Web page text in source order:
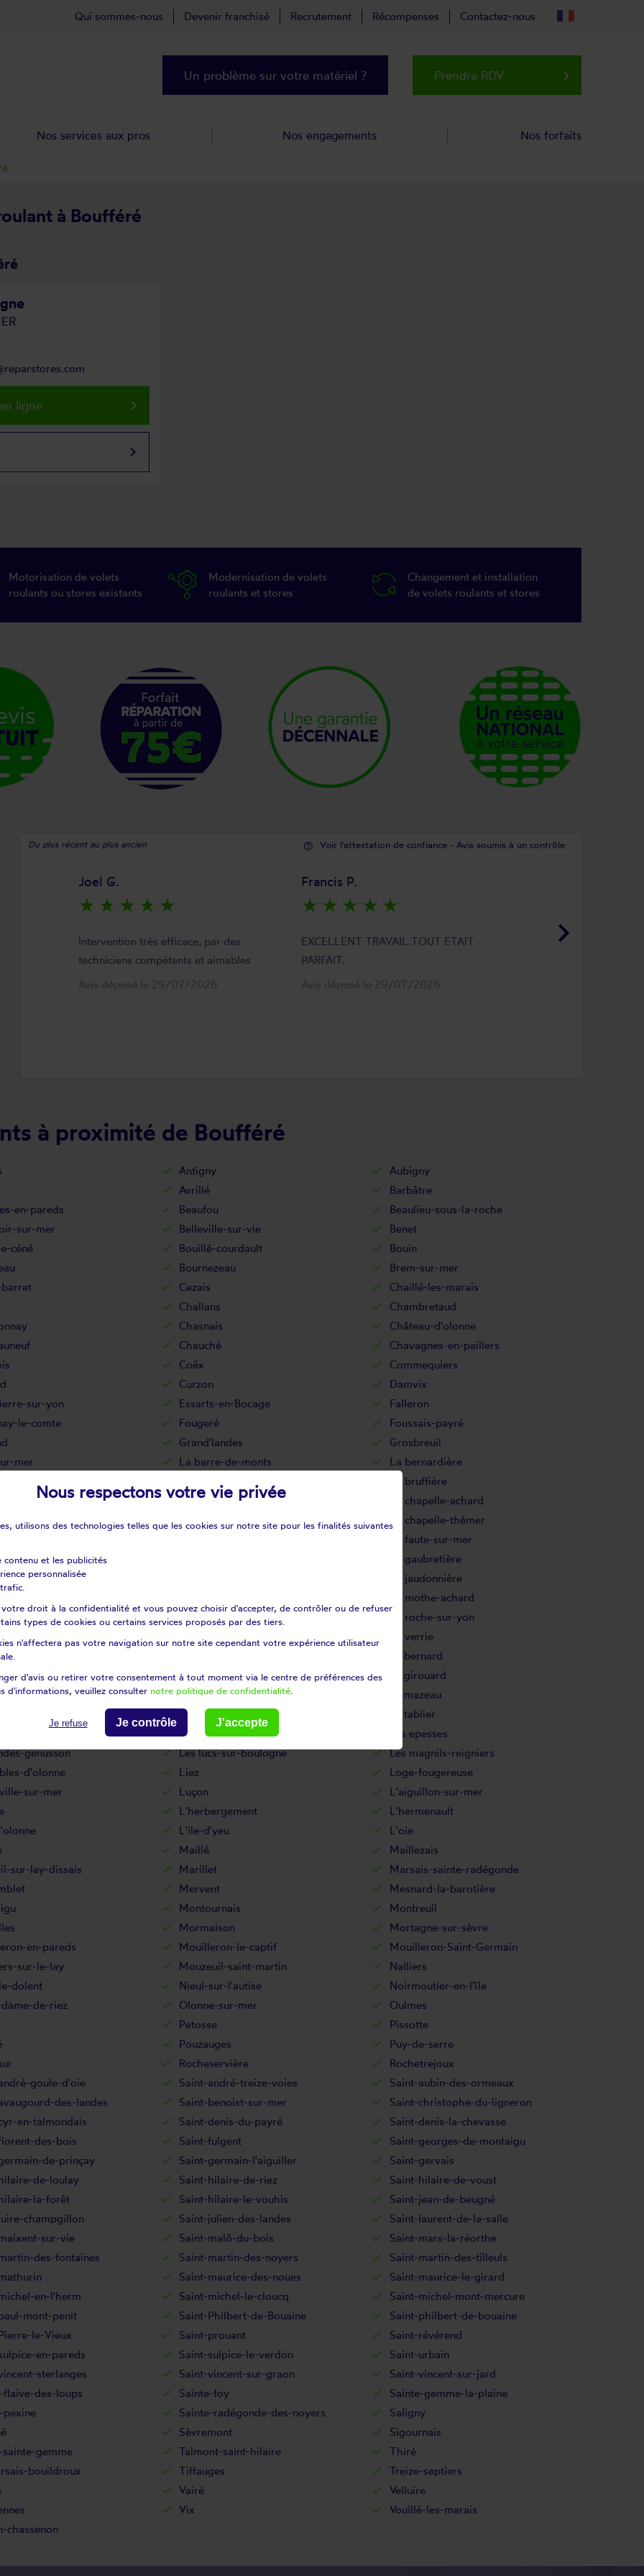
à Boufféré
ligne keyboard_arrow_right
keyboard_arrow_right
Motorisation de volets
roulants ou stores existants
Modernisation de volets
roulants et stores
Changement et installation
de volets roulants et stores
Du plus récent au plus ancien help_outline Voir l'attestation de confiance - Avis soumis à un contrôle
keyboard_arrow_right
Joel G.
star_rate star_rate star_rate star_rate star_rate
Intervention très efficace, par des
techniciens compétents et aimables
Avis déposé le 29/07/2026
Francis P.
star_rate star_rate star_rate star_rate star_rate
EXCELLENT TRAVAIL.TOUT ETAIT
PARFAIT.
Avis déposé le 29/07/2026
à proximité de Boufféré
Antigny
Aubigny
Avrillé
Barbâtre
en-pareds Beaufou
Beaulieu-sous-la-roche
sur-mer Belleville-sur-vie
Benet
céné Bouillé-courdault
Bouin
Bournezeau
Brem-sur-mer
Cezais
Chaillé-les-marais
Challans
Chambretaud
Chasnais
Château-d'olonne
Chauché
Chavagnes-en-paillers
Coëx
Commequiers
Curzon
Damvix
sur-yon Essarts-en-Bocage
Falleron
le-comte Fougeré
Foussais-payré
Grand'landes
Grosbreuil
mer La barre-de-monts
La bernardière
La bruffière
giraud La chaize-le-vicomte
La chapelle-achard
hermier La chapelle-palluau
La chapelle-thémer
La faute-sur-mer
La gaubretière
La jaudonnière
La mothe-achard
La réorthe
La roche-sur-yon
La tranche-sur-mer
La verrie
Le bernard
saint-père Le fenouiller
Le girouard
de-velluire Le langon
Le mazeau
Le poiré-sur-vie
Le tablier
Les clouzeaux
Les epesses
genusson Les lucs-sur-boulogne
Les magnils-reigniers
d'olonne Liez
Loge-fougereuse
sur-mer Luçon
L'aiguillon-sur-mer
L'herbergement
L'hermenault
L'ile-d'yeu
L'oie
Maillé
Maillezais
sur-lay-dissais Marillet
Marsais-sainte-radégonde
Mervent
Mesnard-la-barotière
Montournais
Montreuil
Mormaison
Mortagne-sur-sèvre
en-pareds Mouilleron-le-captif
Mouilleron-Saint-Germain
sur-le-lay Mouzeuil-saint-martin
Nalliers
dolent Nieul-sur-l'autise
Noirmoutier-en-l'île
de-riez Olonne-sur-mer
Oulmes
Petosse
Pissotte
Pouzauges
Puy-de-serre
Rocheservière
Rochetrejoux
goule-d'oie Saint-andré-treize-voies
Saint-aubin-des-ormeaux
des-landes Saint-benoist-sur-mer
Saint-christophe-du-ligneron
en-talmondais Saint-denis-du-payré
Saint-denis-la-chevasse
des-bois Saint-fulgent
Saint-georges-de-montaigu
de-prinçay Saint-germain-l'aiguiller
Saint-gervais
de-loulay Saint-hilaire-de-riez
Saint-hilaire-de-voust
la-forêt Saint-hilaire-le-vouhis
Saint-jean-de-beugné
champgillon Saint-julien-des-landes
Saint-laurent-de-la-salle
sur-vie Saint-malô-du-bois
Saint-mars-la-réorthe
des-fontaines Saint-martin-des-noyers
Saint-martin-des-tilleuls
Saint-maurice-des-noues
Saint-maurice-le-girard
en-l'herm Saint-michel-le-cloucq
Saint-michel-mont-mercure
mont-penit Saint-Philbert-de-Bouaine
Saint-philbert-de-bouaine
le-Vieux Saint-prouant
Saint-révérend
en-pareds Saint-sulpice-le-verdon
Saint-urbain
sterlanges Saint-vincent-sur-graon
Saint-vincent-sur-jard
flaive-des-loups Sainte-foy
Sainte-gemme-la-plaine
pexine Sainte-radégonde-des-noyers
Saligny
Sèvremont
Sigournais
gemme Talmont-saint-hilaire
Thiré
bouildroux Tiffauges
Treize-septiers
Vairé
Velluire
Vix
Vouillé-les-marais
chassenon
Qui sommes-nous Devenir franchisé Recrutement Récompenses Contactez-nous
Un problème sur votre matériel ? Prendre RDV keyboard_arrow_right
Nos services aux pros Nos engagements Nos forfaits
Nous respectons votre vie privée
utilisons des technologies telles que les cookies sur notre site pour les finalités suivantes
contenu et les publicités
personnalisée
votre droit à la confidentialité et vous pouvez choisir d'accepter, de contrôler ou de refuser
types de cookies ou certains services proposés par des tiers.
n'affectera pas votre navigation sur notre site cependant votre expérience utilisateur
d'avis ou retirer votre consentement à tout moment via le centre de préférences des
d'informations, veuillez consulter notre politique de confidentialité
Je refuse Je contrôle J'accepte